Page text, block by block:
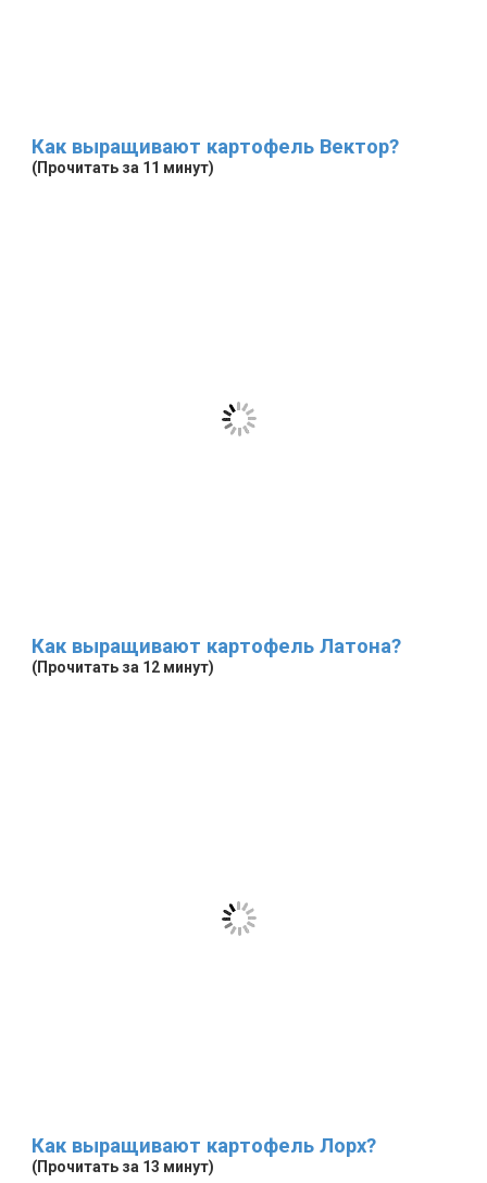
Как выращивают картофель Вектор?
(Прочитать за 11 минут)
Как выращивают картофель Латона?
(Прочитать за 12 минут)
Как выращивают картофель Лорх?
(Прочитать за 13 минут)